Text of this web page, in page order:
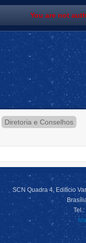
You are not
Diretoria e Conselhos
SCN Quadra 4, Edifício